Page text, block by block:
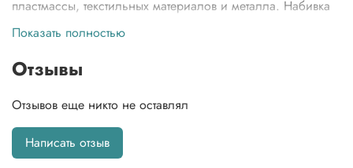
пластмассы, текстильных материалов и металла. Набивка
из полимерного волокна и полиэтиленовых гранул.
Изготовлено из гипоаллергенных материалов.
Соответствует ТР ТС 008/2011 «О безопасности игрушек».
Уход: стирка при температуре не выше 30 °С. Условия
хранения: в сухих проветриваемых помещениях. Срок
Показать полностью
Отзывы
Отзывов еще никто не оставлял
Написать отзыв